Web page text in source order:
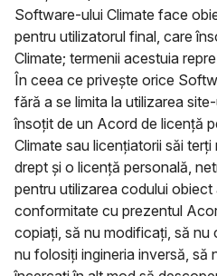
Software-ului Climate face
pentru utilizatorul final, care
Climate; termenii acestuia
În ceea ce privește orice
fără a se limita la utilizarea
însoțit de un Acord de licență
Climate sau licențiatorii săi
drept și o licență personală,
pentru utilizarea codului
conformitate cu prezentul
copiați, să nu modificați, să nu
nu folosiți ingineria inversă, să